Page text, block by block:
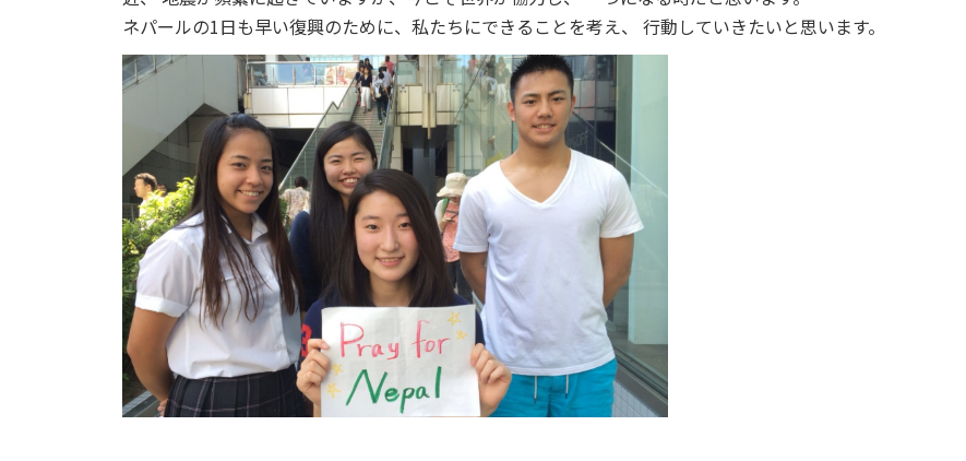
ネパールの1日も早い復興のために、私たちにできることを考え、 行動していきたいと思います。